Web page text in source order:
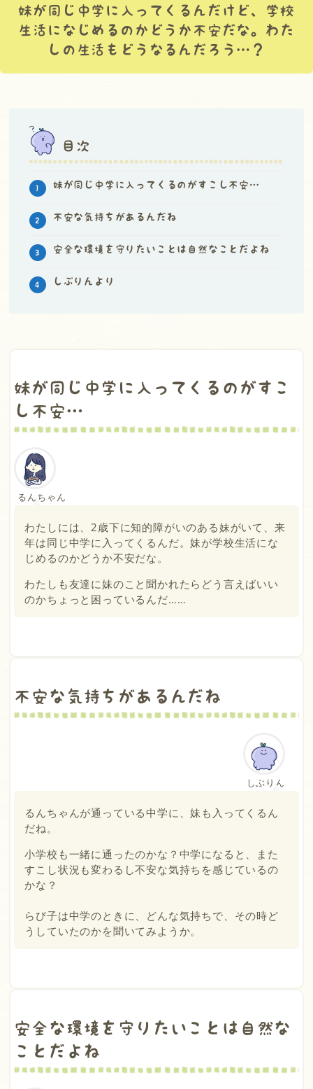
妹が同じ中学に入ってくるんだけど、学校
生活になじめるのかどうか不安だな。わた
しの生活もどうなるんだろう…？
目次
妹が同じ中学に入ってくるのがすこし不安…
不安な気持ちがあるんだね
安全な環境を守りたいことは自然なことだよね
しぶりんより
妹が同じ中学に入ってくるのがすこ
し不安…
るんちゃん
わたしには、2歳下に知的障がいのある妹がいて、来
年は同じ中学に入ってくるんだ。妹が学校生活にな
じめるのかどうか不安だな。
わたしも友達に妹のこと聞かれたらどう言えばいい
のかちょっと困っているんだ……
不安な気持ちがあるんだね
しぶりん
るんちゃんが通っている中学に、妹も入ってくるん
だね。
小学校も一緒に通ったのかな？中学になると、また
すこし状況も変わるし不安な気持ちを感じているの
かな？
らび子は中学のときに、どんな気持ちで、その時ど
うしていたのかを聞いてみようか。
安全な環境を守りたいことは自然な
ことだよね